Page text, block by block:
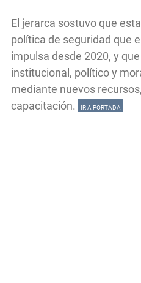
El jerarca sostuvo que
política de seguridad que
impulsa desde 2020, y
institucional, político y
mediante nuevos
capacitación.
IR A PORTADA